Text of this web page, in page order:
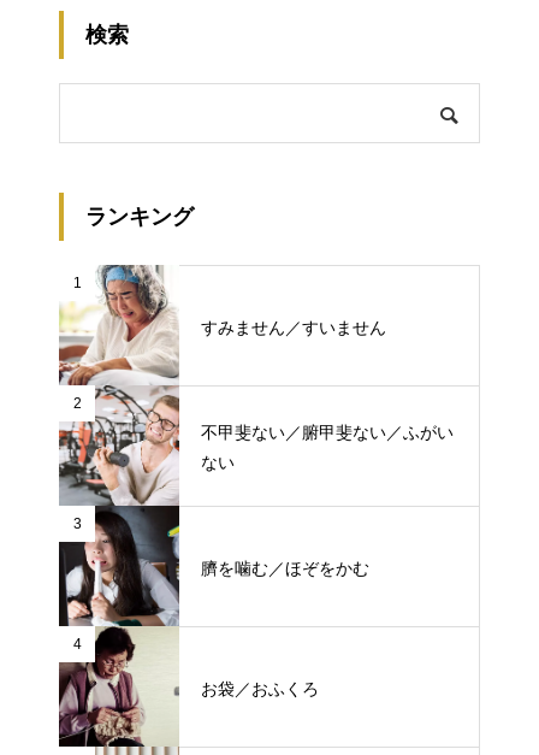
検索
ランキング
1
すみません／すいません
2
不甲斐ない／腑甲斐ない／ふがい
ない
3
臍を噛む／ほぞをかむ
4
お袋／おふくろ